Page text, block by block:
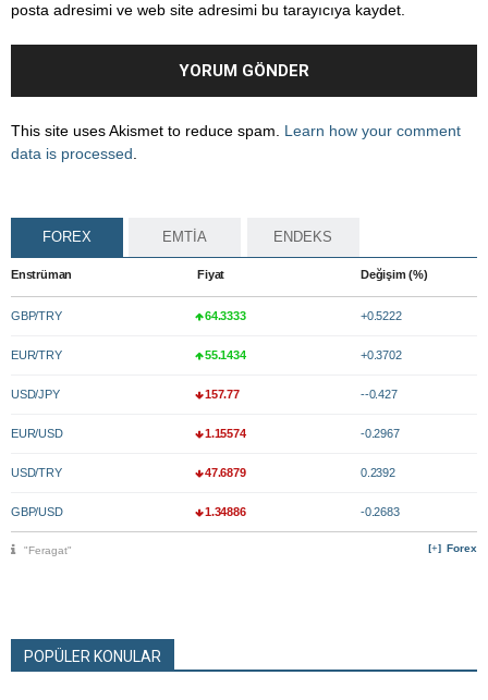
posta adresimi ve web site adresimi bu tarayıcıya kaydet.
This site uses Akismet to reduce spam. Learn how your comment
data is processed.
FOREX EMTİA ENDEKS
Enstrüman Fiyat Değişim (%)
GBP/TRY 64.3333 +0.5222
EUR/TRY 55.1434 +0.3702
USD/JPY 157.77 --0.427
EUR/USD 1.15574 -0.2967
USD/TRY 47.6879 0.2392
GBP/USD 1.34886 -0.2683
Forex
"Feragat"
POPÜLER KONULAR